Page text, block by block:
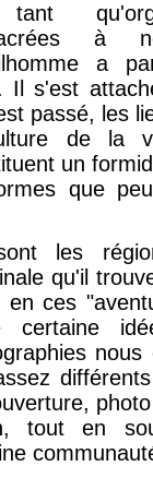
à
a
Il s'est
passé, les
de la
un
que
les
qu'il
en ces
certaine
tout en